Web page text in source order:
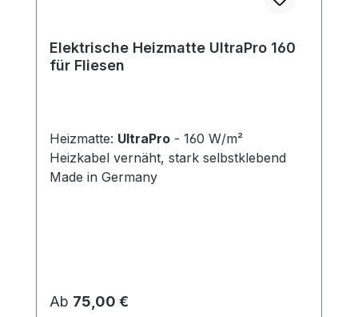
Elektrische Heizmatte UltraPro 160
für Fliesen
Heizmatte: UltraPro - 160 W/m²
Heizkabel vernäht, stark selbstklebend
Made in Germany
Regulärer Preis:
Ab 75,00 €